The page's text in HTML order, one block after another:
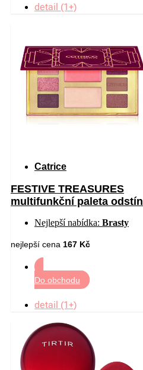
detail (1+)
Catrice
FESTIVE TREASURES
multifunkční paleta odstín
Nejlepší nabídka: Brasty
nejlepší cena 167 Kč
Do obchodu
detail (1+)